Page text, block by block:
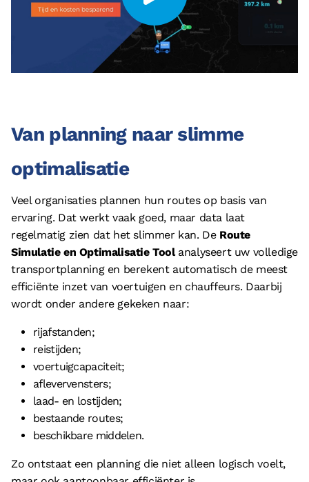
Van planning naar slimme
optimalisatie
Veel organisaties plannen hun routes op basis van
ervaring. Dat werkt vaak goed, maar data laat
regelmatig zien dat het slimmer kan. De Route
Simulatie en Optimalisatie Toolanalyseert uw volledige
transportplanning en berekent automatisch de meest
efficiënte inzet van voertuigen en chauffeurs. Daarbij
wordt onder andere gekeken naar:
rijafstanden;
reistijden;
voertuigcapaciteit;
aflevervensters;
laad- en lostijden;
bestaande routes;
beschikbare middelen.
Zo ontstaat een planning die niet alleen logisch voelt,